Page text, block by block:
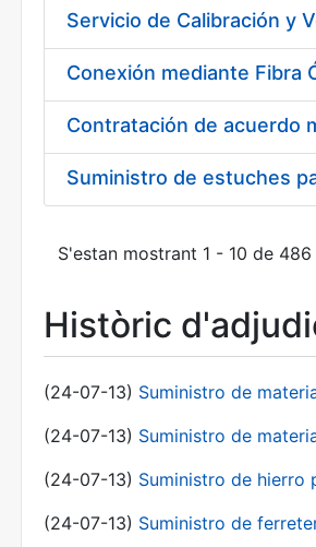
Suministro de estuches
S'estan mostrant 1 - 10 de
Històric
(24-07-13) Suministro de
(24-07-13) Suministro de
(24-07-13) Suministro de hierro
(24-07-13) Suministro de